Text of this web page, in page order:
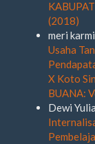
(2018)
meri
Usaha
X Koto
BUANA:
Dewi